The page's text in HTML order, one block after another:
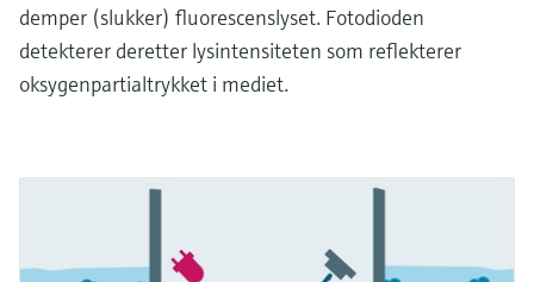
demper (slukker) fluorescenslyset. Fotodioden
detekterer deretter lysintensiteten som reflekterer
oksygenpartialtrykket i mediet.